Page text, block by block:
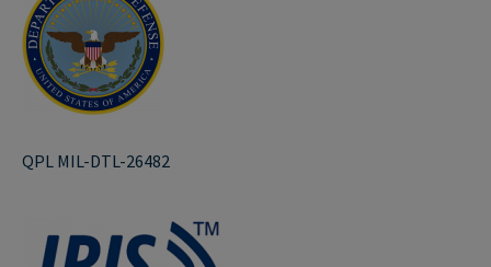
QPL MIL-DTL-26482